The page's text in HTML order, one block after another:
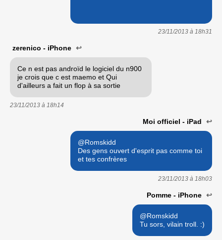
23/11/2013 à 18h31
zerenico - iPhone ↩
Ce n est pas androïd le logiciel du n900
je crois que c est maemo et Qui
d'ailleurs a fait un flop à sa sortie
23/11/2013 à 18h14
Moi officiel - iPad ↩
@Romskidd
Des gens ouvert d'esprit pas comme toi
et tes confrères
23/11/2013 à 18h03
Pomme - iPhone ↩
@Romskidd
Tu sors, vilain troll. :)